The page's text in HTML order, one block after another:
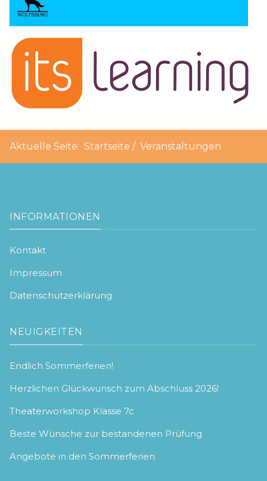
Aktuelle Seite: Startseite Veranstaltungen
INFORMATIONEN
Kontakt
Impressum
Datenschutzerklärung
NEUIGKEITEN
Endlich Sommerferien!
Herzlichen Glückwunsch zum Abschluss 2026!
Theaterworkshop Klasse 7c
Beste Wünsche zur bestandenen Prüfung
Angebote in den Sommerferien